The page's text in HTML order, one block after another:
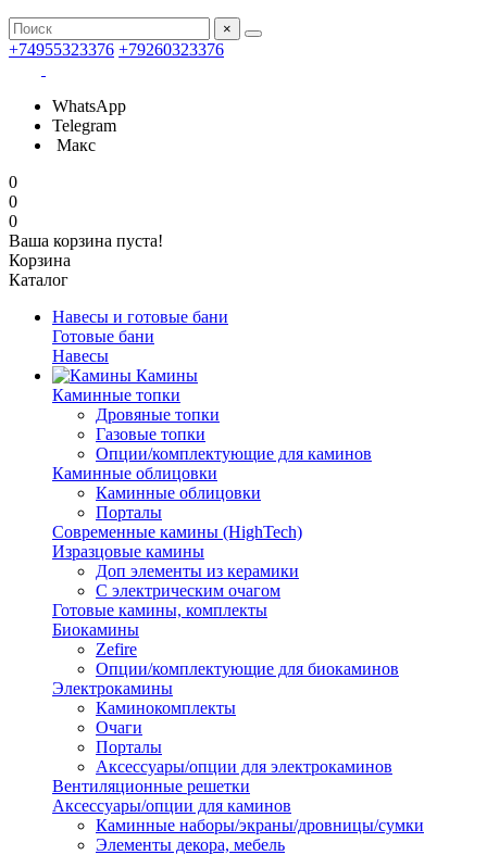
×
+74955323376 +79260323376
WhatsApp
Telegram
Макс
0
0
0
Ваша корзина пуста!
Корзина
Каталог
Навесы и готовые бани
Готовые бани
Навесы
Камины
Каминные топки
Дровяные топки
Газовые топки
Опции/комплектующие для каминов
Каминные облицовки
Каминные облицовки
Порталы
Современные камины (HighTech)
Изразцовые камины
Доп элементы из керамики
С электрическим очагом
Готовые камины, комплекты
Биокамины
Zefire
Опции/комплектующие для биокаминов
Электрокамины
Каминокомплекты
Очаги
Порталы
Аксессуары/опции для электрокаминов
Вентиляционные решетки
Аксессуары/опции для каминов
Каминные наборы/экраны/дровницы/сумки
Элементы декора, мебель